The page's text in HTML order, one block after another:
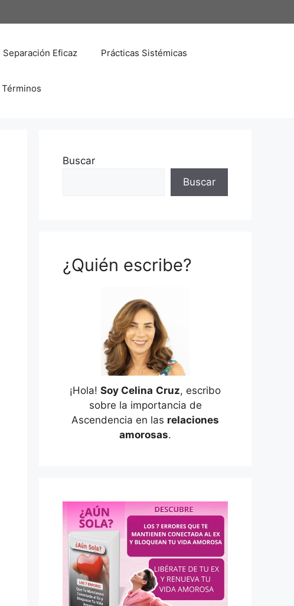
Separación Eficaz Prácticas Sistémicas
Términos
Buscar
Buscar
¿Quién escribe?
¡Hola! Soy Celina Cruz, escribo
sobre la importancia de
Ascendencia en las relaciones
amorosas.